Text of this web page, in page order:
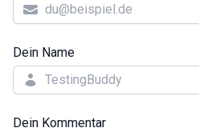
Dein Name
Dein Kommentar